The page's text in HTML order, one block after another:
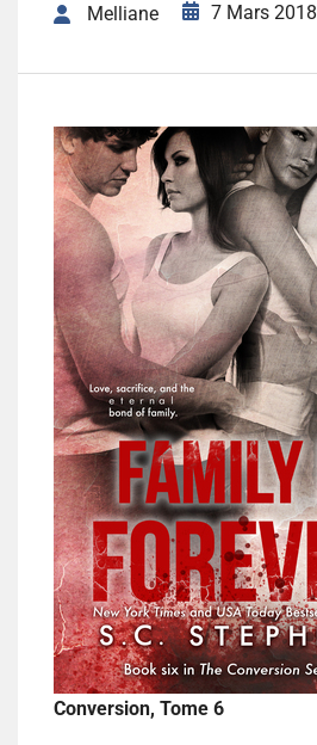
Melliane 7 Mars 2018
Conversion, Tome 6